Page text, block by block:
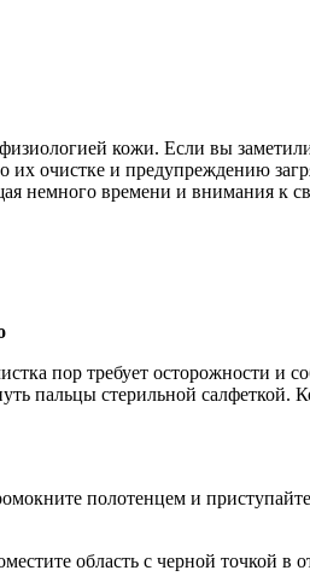
кожи. Если вы
их очистке и предупреждению
немного времени и внимания к
пор требует осторожности и
пальцы стерильной салфеткой.
полотенцем и
область с черной точкой в